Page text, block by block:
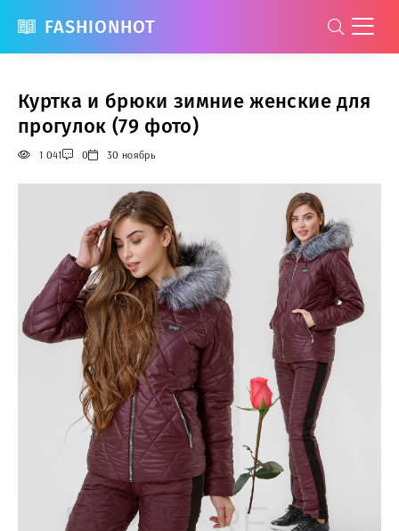
FASHIONHOT
Куртка и брюки зимние женские для
прогулок (79 фото)
1 041 0 30 ноябрь